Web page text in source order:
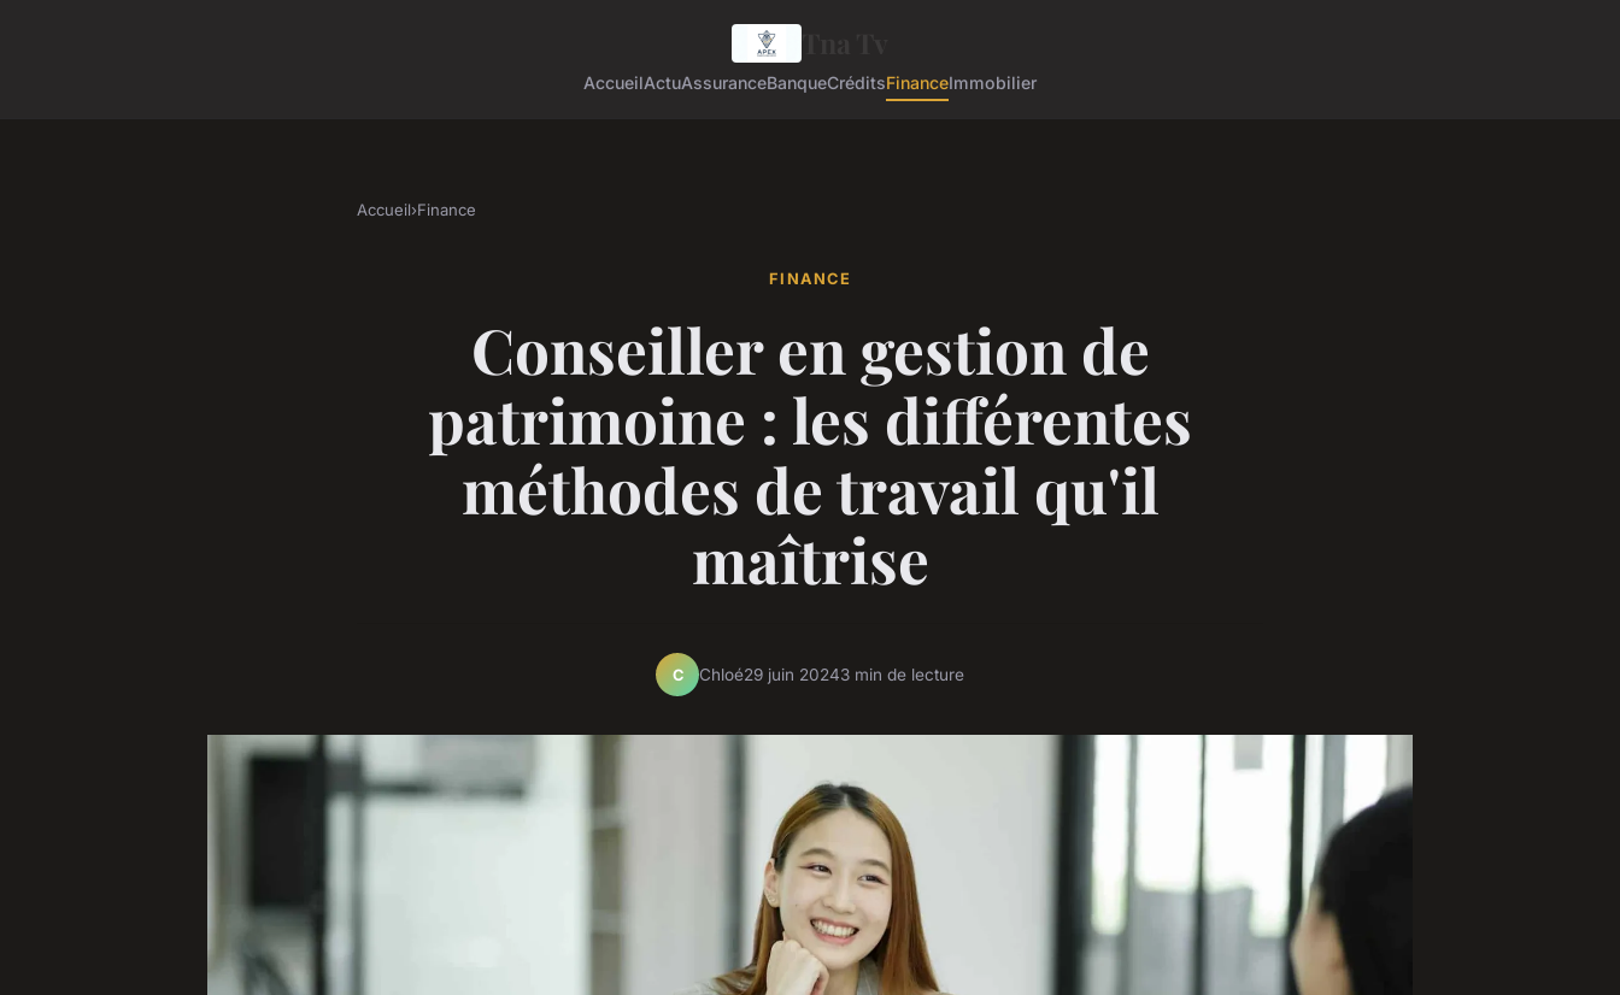
AccueilActuAssuranceBanqueCréditsFinanceImmobilier
Accueil›Finance
FINANCE
Conseiller en gestion de
patrimoine : les différentes
méthodes de travail qu'il
maîtrise
C Chloé29 juin 20243 min de lecture